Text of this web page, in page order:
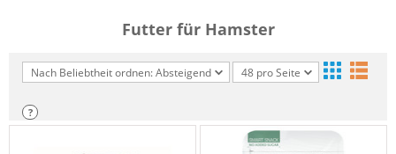
Futter für Hamster
Nach Beliebtheit ordnen: Absteigend 48 pro Seite
?